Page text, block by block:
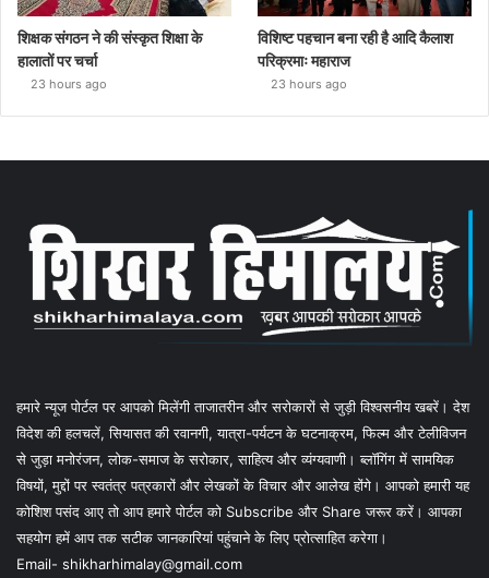
शिक्षक संगठन ने की संस्कृत शिक्षा के
हालातों पर चर्चा
23 hours ago
विशिष्ट पहचान बना रही है आदि कैलाश
परिक्रमाः महाराज
23 hours ago
हमारे न्यूज पोर्टल पर आपको मिलेंगी ताजातरीन और सरोकारों से जुड़ी विश्वसनीय खबरें। देश
विदेश की हलचलें, सियासत की रवानगी, यात्रा-पर्यटन के घटनाक्रम, फिल्म और टेलीविजन
से जुड़ा मनोरंजन, लोक-समाज के सरोकार, साहित्य और व्यंग्यवाणी। ब्लॉगिंग में सामयिक
विषयों, मुद्दों पर स्वतंत्र पत्रकारों और लेखकों के विचार और आलेख होंगे। आपको हमारी यह
कोशिश पसंद आए तो आप हमारे पोर्टल को Subscribe और Share जरूर करें। आपका
सहयोग हमें आप तक सटीक जानकारियां पहुंचाने के लिए प्रोत्साहित करेगा।
Email- shikharhimalay@gmail.com